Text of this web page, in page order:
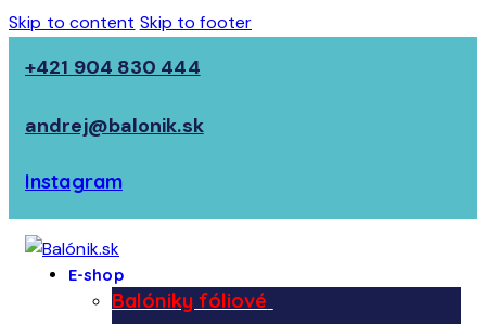
Skip to content Skip to footer
+421 904 830 444
andrej@balonik.sk
Instagram
E-shop
Balóniky fóliové